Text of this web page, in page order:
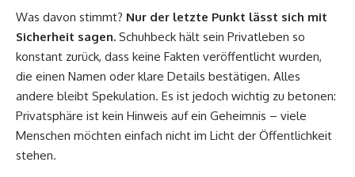
Was davon stimmt? Nur der letzte Punkt lässt sich mit
Sicherheit sagen. Schuhbeck hält sein Privatleben so
konstant zurück, dass keine Fakten veröffentlicht wurden,
die einen Namen oder klare Details bestätigen. Alles
andere bleibt Spekulation. Es ist jedoch wichtig zu betonen:
Privatsphäre ist kein Hinweis auf ein Geheimnis – viele
Menschen möchten einfach nicht im Licht der Öffentlichkeit
stehen.